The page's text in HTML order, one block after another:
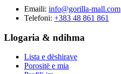
Emaili: info@gorilla-mall.com
Telefoni: +383 48 861 861
Llogaria & ndihma
Lista e dëshirave
Porositë e mia